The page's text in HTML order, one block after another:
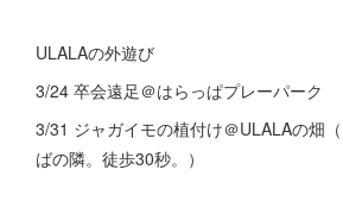
ULALAの外遊び
3/24 卒会遠足＠はらっぱプレーパーク
3/31 ジャガイモの植付け＠ULALAの畑
ばの隣。徒歩30秒。）